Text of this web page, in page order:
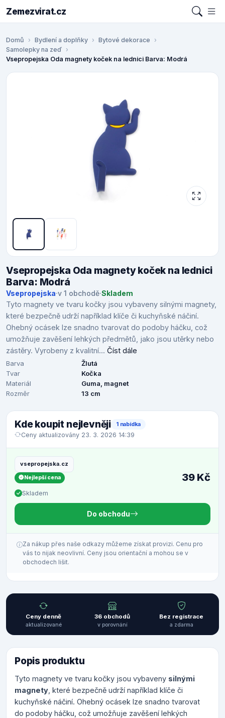
Zemezvirat.cz
Domů Bydlení a doplňky
Bytové dekorace
Samolepky na zeď
Vsepropejska Oda magnety koček na lednici Barva: Modrá
Vsepropejska Oda magnety koček na lednici
Barva: Modrá
Vsepropejska·v 1 obchodě·Skladem
Tyto magnety ve tvaru kočky jsou vybaveny silnými magnety,
které bezpečně udrží například klíče či kuchyňské náčiní.
Ohebný ocásek lze snadno tvarovat do podoby háčku, což
umožňuje zavěšení lehkých předmětů, jako jsou utěrky nebo
zástěry. Vyrobeny z kvalitní... Číst dále
Barva
Žlutá
Tvar
Kočka
Materiál
Guma, magnet
Rozměr
13 cm
Kde koupit nejlevněji 1 nabídka
Ceny aktualizovány 23. 3. 2026 14:39
vsepropejska.cz
Nejlepší cena
Skladem
39 Kč
Do obchodu
Za nákup přes naše odkazy můžeme získat provizi. Cenu pro
vás to nijak neovlivní. Ceny jsou orientační a mohou se v
obchodech lišit.
Ceny denně
aktualizované
36 obchodů
v porovnání
Bez registrace
a zdarma
Popis produktu
Tyto magnety ve tvaru kočky jsou vybaveny silnými
magnety , které bezpečně udrží například klíče či
kuchyňské náčiní. Ohebný ocásek lze snadno tvarovat
do podoby háčku, což umožňuje zavěšení lehkých